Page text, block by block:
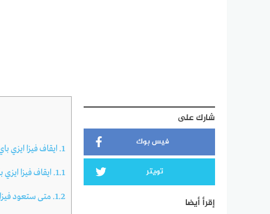
شارك على
فيس بوك
تويتر
إقرأ أيضا
1. ايقاف فيزا ايزي
1.1. ايقاف فيزا
1.2. متى ستعود